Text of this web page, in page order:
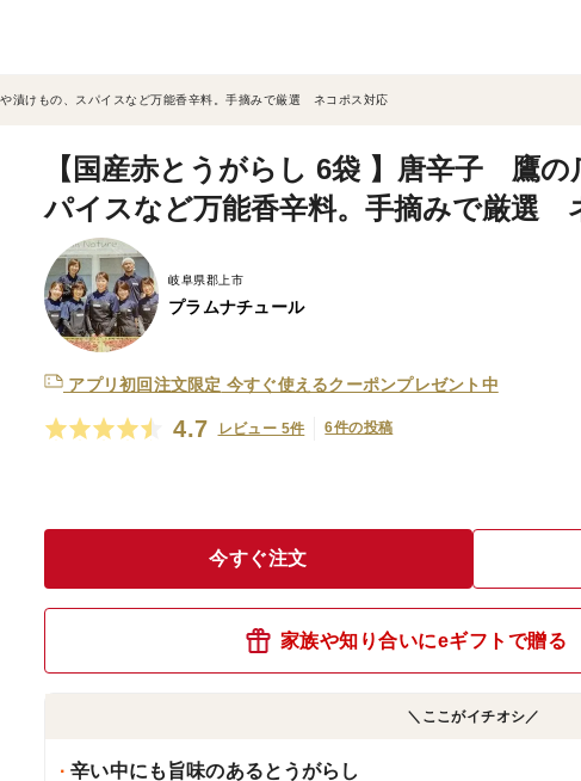
けもの、スパイスなど万能香辛料。手摘みで厳選 ネコポス対応
【国産赤とうがらし 6袋 】唐辛子 鷹
パイスなど万能香辛料。手摘みで厳選
岐阜県郡上市
プラムナチュール
アプリ初回注文限定 今すぐ使えるクーポンプレゼント中
4.7 レビュー 5件 6件の投稿
今すぐ注文
家族や知り合いにeギフトで贈る
＼ここがイチオシ／
辛い中にも旨味のあるとうがらし